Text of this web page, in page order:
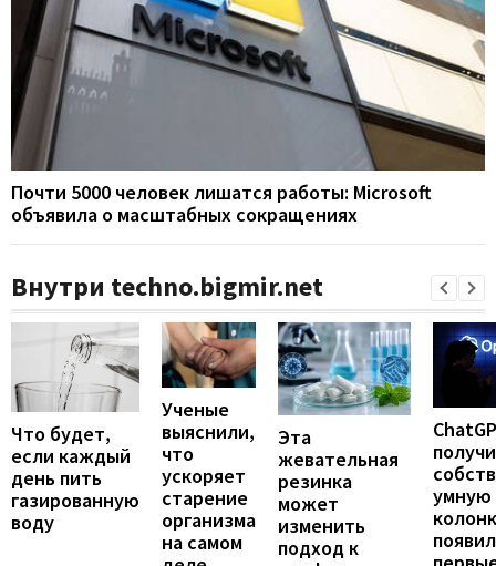
Почти 5000 человек лишатся работы: Microsoft
объявила о масштабных сокращениях
Внутри techno.bigmir.net
Что будет,
если каждый
день пить
газированную
воду
Ученые
выяснили,
что
ускоряет
старение
организма
на самом
Эта
жевательная
резинка
может
изменить
подход к
умную